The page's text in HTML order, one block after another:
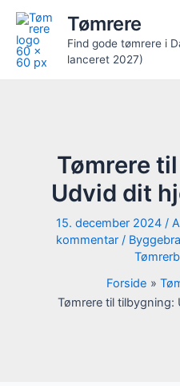
indholdet
Tømrere
Find gode tømrere i
lanceret 2027)
Tømrere
Udvid dit
15. december 2024 /
kommentar /
Forside
Tømrere til tilbygning: